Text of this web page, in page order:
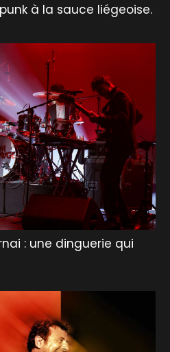
punk à la sauce liégeoise.
: une dinguerie qui